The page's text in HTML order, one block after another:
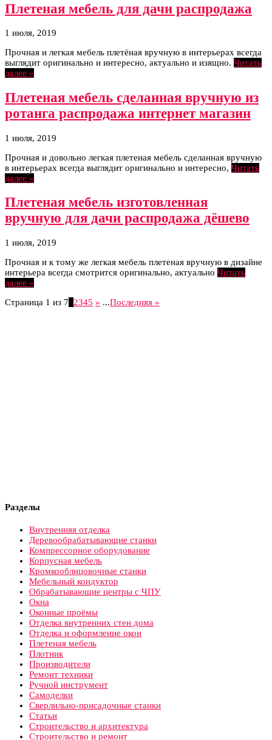
Плетеная мебель для дачи распродажа
1 июля, 2019
Прочная и легкая мебель плетёная вручную в интерьерах всегда
выглядит оригинально и интересно, актуально и изящно. Читать
далее »
Плетеная мебель сделанная вручную из
ротанга распродажа интернет магазин
1 июля, 2019
Прочная и довольно легкая плетеная мебель сделанная вручную
в интерьерах всегда выглядит оригинально и интересно, Читать
далее »
Плетеная мебель изготовленная
вручную для дачи распродажа дёшево
1 июля, 2019
Прочная и к тому же легкая мебель плетеная вручную в дизайне
интерьера всегда смотрится оригинально, актуально Читать
далее »
Страница 1 из 7
2345 » ...Последняя »
Разделы
Внутренняя отделка
Деревообрабатывающие станки
Компрессорное оборудование
Корпусная мебель
Кромкооблицовочные станки
Мебельный кондуктор
Обрабатывающие центры с ЧПУ
Окна
Оконные проёмы
Отделка внутренних стен дома
Отделка и оформление окон
Плетеная мебель
Плотник
Производители
Ремонт техники
Ручной инструмент
Самоделки
Сверлильно-присадочные станки
Статьи
Строительство и архитектура
Строительство и ремонт